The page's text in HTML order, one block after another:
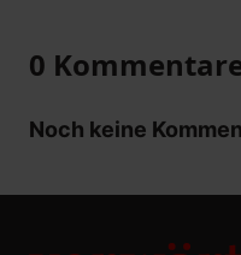
0
Noch keine